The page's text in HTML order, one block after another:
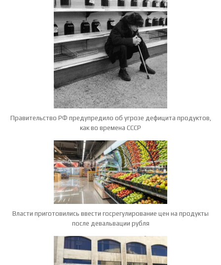
Правительство РФ предупредило об угрозе дефицита продуктов,
как во времена СССР
Власти приготовились ввести госрегулирование цен на продукты
после девальвации рубля